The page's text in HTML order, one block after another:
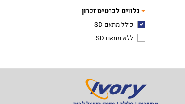
נלווים לכרטיס זכרון
כולל מתאם SD
ללא מתאם SD